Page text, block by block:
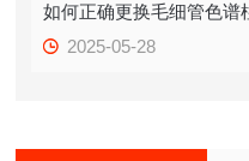
如何正确更换毛细管色谱
2025-05-28